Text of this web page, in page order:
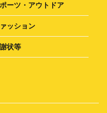
ーツ・アウトドア
ッション
状等